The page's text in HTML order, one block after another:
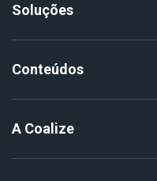
Soluções
Conteúdos
A Coalize